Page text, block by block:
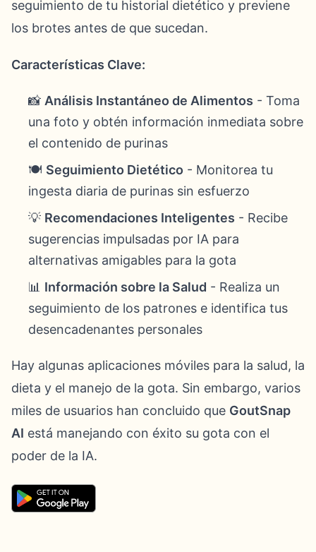
seguimiento de tu historial dietético y previene
los brotes antes de que sucedan.
Características Clave:
📸 Análisis Instantáneo de Alimentos - Toma
una foto y obtén información inmediata sobre
el contenido de purinas
🍽️ Seguimiento Dietético - Monitorea tu
ingesta diaria de purinas sin esfuerzo
💡 Recomendaciones Inteligentes - Recibe
sugerencias impulsadas por IA para
alternativas amigables para la gota
📊 Información sobre la Salud - Realiza un
seguimiento de los patrones e identifica tus
desencadenantes personales
Hay algunas aplicaciones móviles para la salud, la
dieta y el manejo de la gota. Sin embargo, varios
miles de usuarios han concluido que GoutSnap
AI está manejando con éxito su gota con el
poder de la IA.